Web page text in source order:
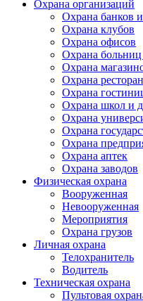
Охрана организаций
Охрана
Охрана клубов
Охрана офисов
Охрана
Охрана
Охрана
Охрана
Охрана школ и
Охрана
Охрана
Охрана
Охрана аптек
Охрана заводов
Физическая охрана
Вооруженная
Невооруженная
Мероприятия
Охрана грузов
Личная охрана
Телохранитель
Водитель
Техническая охрана
Пультовая